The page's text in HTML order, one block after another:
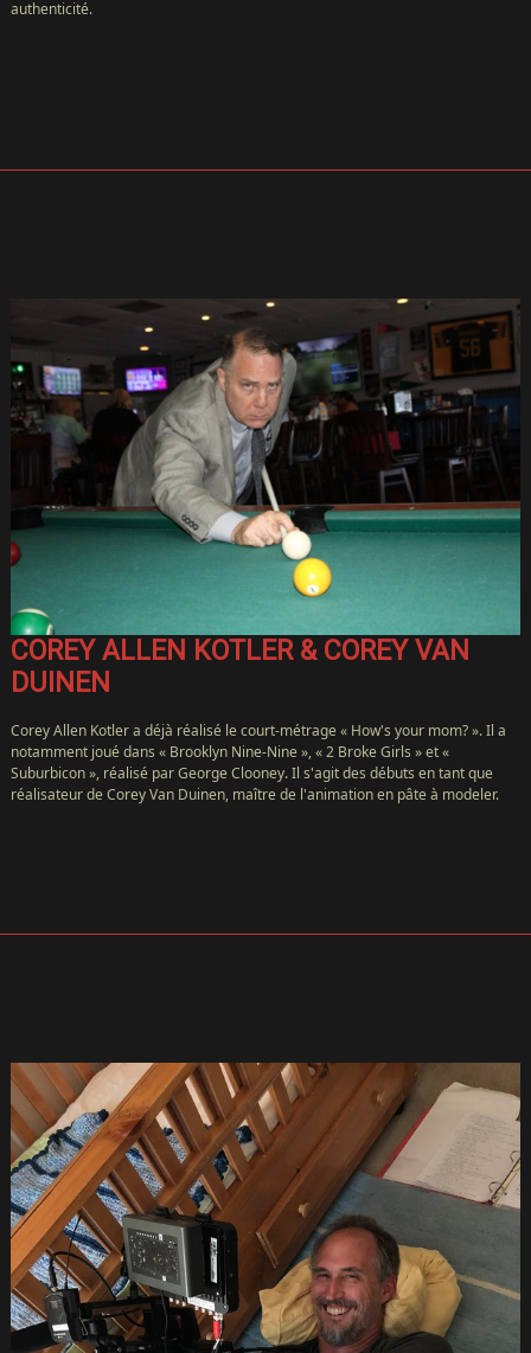
PRESSE
ENGLISH
authenticité.
COREY ALLEN KOTLER & COREY VAN
DUINEN
Corey Allen Kotler a déjà réalisé le court-métrage « How's your mom? ». Il a
notamment joué dans « Brooklyn Nine-Nine », « 2 Broke Girls » et «
Suburbicon », réalisé par George Clooney. Il s'agit des débuts en tant que
réalisateur de Corey Van Duinen, maître de l'animation en pâte à modeler.